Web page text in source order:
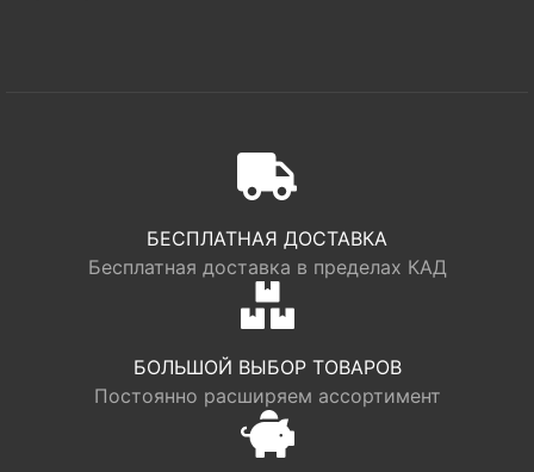
БЕСПЛАТНАЯ ДОСТАВКА
Бесплатная доставка в пределах КАД
БОЛЬШОЙ ВЫБОР ТОВАРОВ
Постоянно расширяем ассортимент